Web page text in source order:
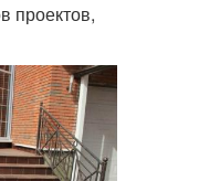
проектов,